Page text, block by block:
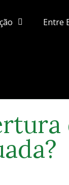
Entre